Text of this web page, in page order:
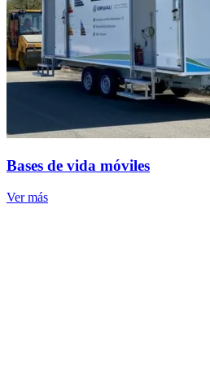
Bases de vida móviles
Ver más